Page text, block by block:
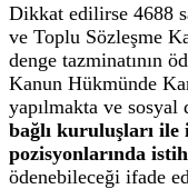
Dikkat edilirse 4688
ve Toplu Sözleşme
denge tazminatının
Kanun Hükmünde
yapılmakta ve sosyal
bağlı kuruluşları
pozisyonlarında
ödenebileceği ifade